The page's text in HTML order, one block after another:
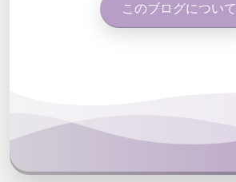
このブログについて